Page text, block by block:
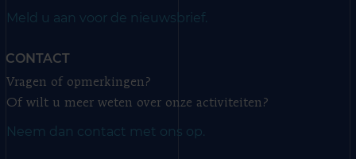
Meld u aan voor de nieuwsbrief.
CONTACT
Vragen of opmerkingen?
Of wilt u meer weten over onze activiteiten?
Neem dan contact met ons op.